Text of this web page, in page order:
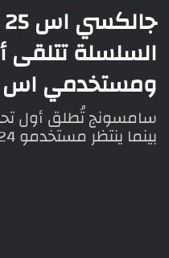
السلسلة تتلقى
ومستخدمي اس 24 في الانتظار!
بينما ينتظر مستخدمو S24 واجهة One UI 7.0